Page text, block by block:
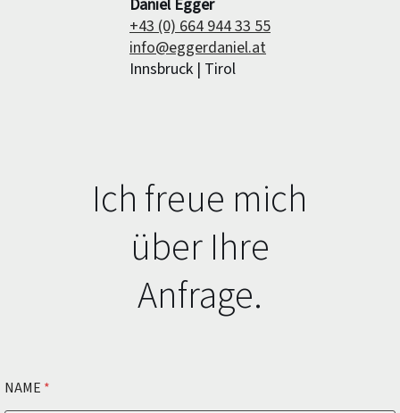
Daniel Egger
+43 (0) 664 944 33 55
info@eggerdaniel.at
Innsbruck | Tirol
Ich freue mich
über Ihre
Anfrage.
NAME *